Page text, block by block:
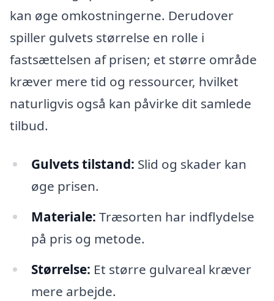
kan øge omkostningerne. Derudover
spiller gulvets størrelse en rolle i
fastsættelsen af prisen; et større område
kræver mere tid og ressourcer, hvilket
naturligvis også kan påvirke dit samlede
tilbud.
Gulvets tilstand: Slid og skader kan
øge prisen.
Materiale: Træsorten har indflydelse
på pris og metode.
Størrelse: Et større gulvareal kræver
mere arbejde.